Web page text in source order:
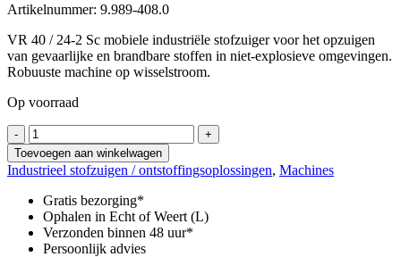
Artikelnummer: 9.989-408.0
VR 40 / 24-2 Sc mobiele industriële stofzuiger voor het opzuigen
van gevaarlijke en brandbare stoffen in niet-explosieve omgevingen.
Robuuste machine op wisselstroom.
Op voorraad
-
IVR
40/24-
2
Sc
aantal
+
Toevoegen aan winkelwagen
Industrieel stofzuigen / ontstoffingsoplossingen, Machines
Gratis bezorging*
Ophalen in Echt of Weert (L)
Verzonden binnen 48 uur*
Persoonlijk advies